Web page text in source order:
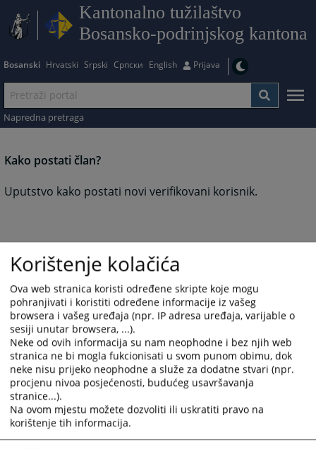
Kantonalno tužilaštvo
Bosansko-podrinjskog kantona
Bosanski Hrvatski Srpski Српски English Prijava
Napredna pretraga
Kako postati član?
Uputstvo kako postati novi verifikovani korisnik.
Korištenje kolačića
Ova web stranica koristi određene skripte koje mogu
pohranjivati i koristiti određene informacije iz vašeg
browsera i vašeg uređaja (npr. IP adresa uređaja, varijable o
sesiji unutar browsera, ...).
Neke od ovih informacija su nam neophodne i bez njih web
stranica ne bi mogla fukcionisati u svom punom obimu, dok
neke nisu prijeko neophodne a služe za dodatne stvari (npr.
procjenu nivoa posjećenosti, budućeg usavršavanja
stranice...).
Na ovom mjestu možete dozvoliti ili uskratiti pravo na
korištenje tih informacija.